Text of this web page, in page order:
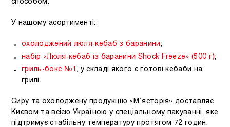
способом.
У нашому асортименті:
охолоджений люля-кебаб з баранини;
набір «Люля-кебаб із баранини Shock Freeze» (500 г);
гриль-бокс №1, у складі якого є готові кебаби на
грилі.
Сиру та охолоджену продукцію «М`ясторія» доставляє
Києвом та всією Україною у спеціальному пакуванні, яке
підтримує стабільну температуру протягом 72 годин.